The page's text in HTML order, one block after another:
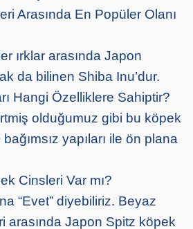
Arasında En Popüler Olanı
ırklar arasında Japon
da bilinen Shiba Inu’dur.
Hangi Özelliklere Sahiptir?
olduğumuz gibi bu köpek
bağımsız yapıları ile ön plana
Cinsleri Var mı?
“Evet” diyebiliriz. Beyaz
arasında Japon Spitz köpek